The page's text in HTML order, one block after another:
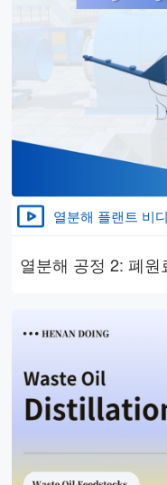
열분해 플랜트 비
열분해 공정 2: 폐